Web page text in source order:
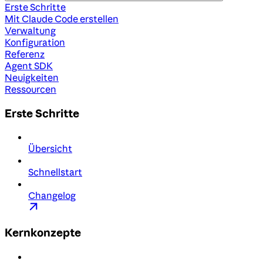
Erste Schritte
Mit Claude Code erstellen
Verwaltung
Konfiguration
Referenz
Agent SDK
Neuigkeiten
Ressourcen
Erste Schritte
Übersicht
Schnellstart
Changelog
Kernkonzepte